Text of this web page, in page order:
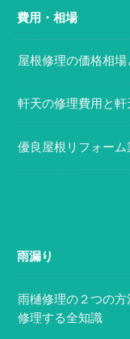
費用・相場
屋根修理の価格相
軒天の修理費用と
優良屋根リフォー
雨漏り
雨樋修理の２つの方
修理する全知識